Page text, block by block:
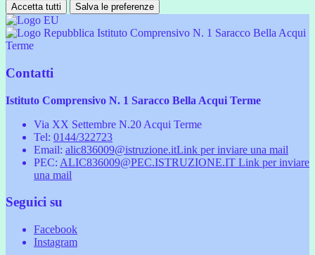
Accetta tutti Salva le preferenze
Istituto Comprensivo N. 1 Saracco Bella Acqui
Terme
Contatti
Istituto Comprensivo N. 1 Saracco Bella Acqui Terme
Via XX Settembre N.20 Acqui Terme
Tel: 0144/322723
Email: alic836009@istruzione.itLink per inviare una mail
PEC: ALIC836009@PEC.ISTRUZIONE.IT Link per inviare
una mail
Seguici su
Facebook
Instagram